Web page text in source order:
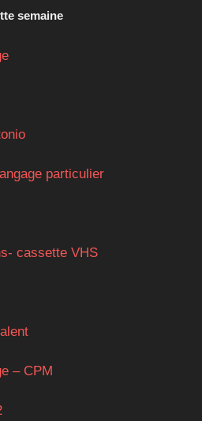
semaine
particulier
cassette VHS
– CPM